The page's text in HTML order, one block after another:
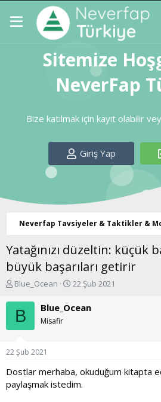
Sitemize
NeverFap
Bize katılmak için kayıt olabilir
Giriş Yap
Neverfap Tavsiyeler & Taktikler &
Yatağınızı düzeltin: küçük
büyük başarıları getirir
K
n
u
b
a
ş
a
Blue_Ocean
B
ş
ç
t
a
22 Şub 2021
B Blue_Ocean
Misafir
22 Şub 2021
Dostlar merhaba, okuduğum kitapta
paylaşmak istedim.